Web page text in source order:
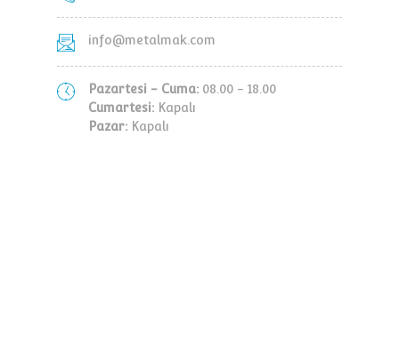
info@metalmak.com
Pazartesi - Cuma: 08.00 - 18.00
Cumartesi: Kapalı
Pazar: Kapalı